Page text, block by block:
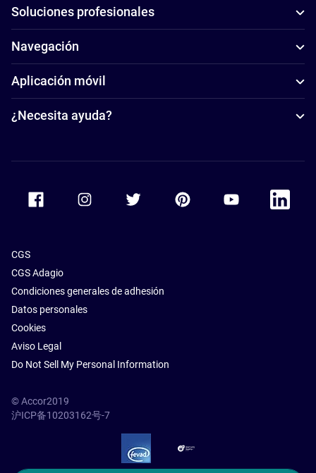
Soluciones profesionales
Navegación
Aplicación móvil
¿Necesita ayuda?
Accor Youtube
Accor
CGS
CGS Adagio
Condiciones generales de adhesión
Datos personales
Cookies
Aviso Legal
Do Not Sell My Personal Information
© Accor2019
沪ICP备10203162号-7